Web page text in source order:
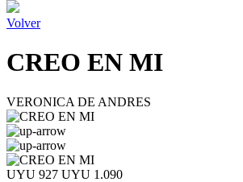
Volver
CREO EN MI
VERONICA DE ANDRES
UYU 927 UYU 1.090